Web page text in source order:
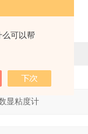
么可以帮